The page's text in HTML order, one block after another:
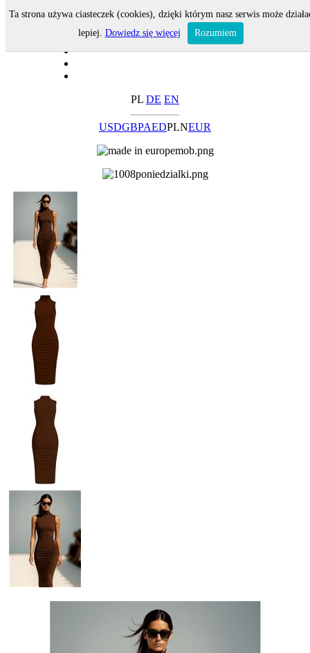
PL DE EN
USDGBPAEDPLNEUR
Ta strona używa ciasteczek (cookies), dzięki którym nasz serwis może
lepiej. Dowiedz się więcej Rozumiem